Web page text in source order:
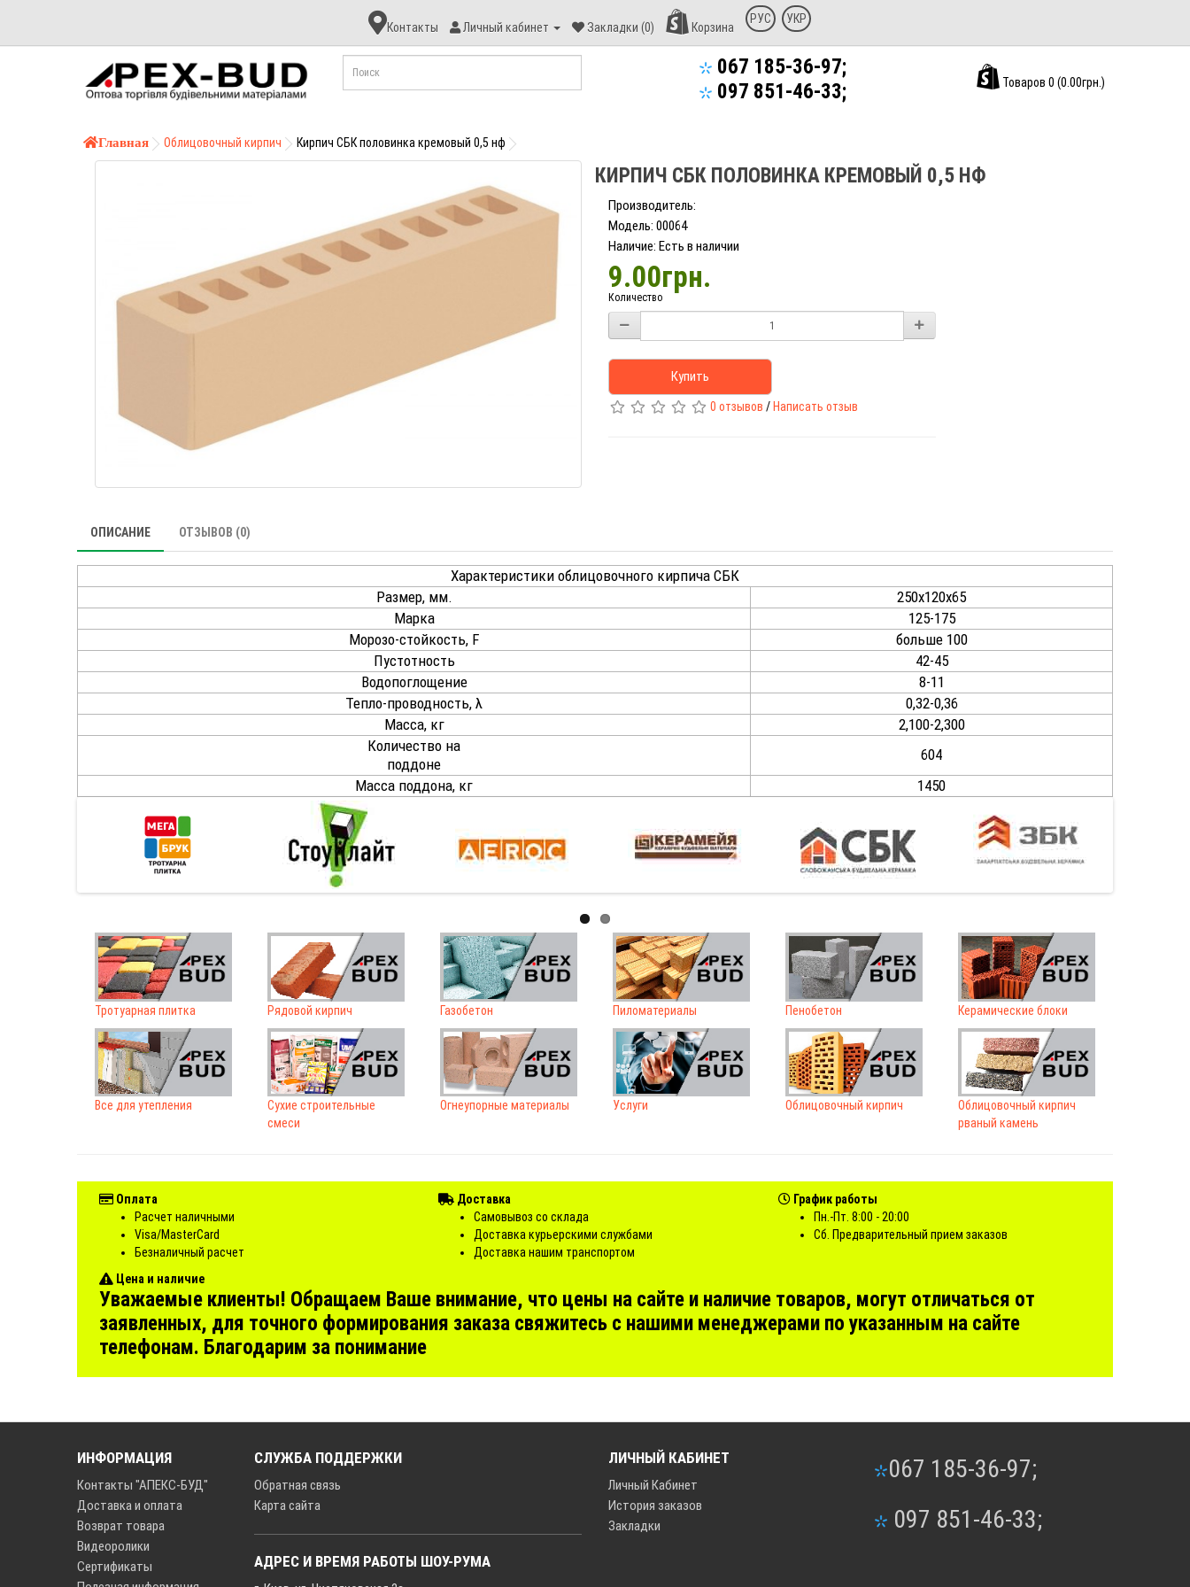
Контакт
Апекс-
Буд
Контакты Личный кабинет Закладки (0) Корзина
РУС УКР
067 185-36-97;
097 851-46-33;
Товаров 0 (0.00грн.)
Главная Облицовочный кирпич Кирпич СБК половинка кремовый 0,5 нф
КИРПИЧ СБК ПОЛОВИНКА КРЕМОВЫЙ 0,5 НФ
Производитель:
Модель: 00064
Наличие: Есть в наличии
9.00грн.
Количество
Купить
0 отзывов / Написать отзыв
ОПИСАНИЕ ОТЗЫВОВ (0)
Характеристики облицовочного кирпича СБК
Размер, мм.
250х120х65
Марка
125-175
Морозо-стойкость, F
больше 100
Пустотность
42-45
Водопоглощение
8-11
Тепло-проводность, λ
0,32-0,36
Масса, кг
2,100-2,300
Количество на
поддоне
604
Масса поддона, кг
1450
Тротуарная плитка Рядовой кирпич Газобетон Пиломатериалы Пенобетон Керамические блоки
Все для утепления
Сухие строительные
смеси
Огнеупорные материалы Услуги Облицовочный кирпич
Облицовочный кирпич
рваный камень
Оплата
Расчет наличными
Visa/MasterCard
Безналичный расчет
Доставка
Самовывоз со склада
Доставка курьерскими службами
Доставка нашим транспортом
График работы
Пн.-Пт. 8:00 - 20:00
Сб. Предварительный прием заказов
Цена и наличие
Уважаемые клиенты! Обращаем Ваше внимание, что цены на сайте и наличие товаров, могут отличаться от
заявленных, для точного формирования заказа свяжитесь с нашими менеджерами по указанным на сайте
телефонам. Благодарим за понимание
ИНФОРМАЦИЯ
Контакты "АПЕКС-БУД"
Доставка и оплата
Возврат товара
Видеоролики
Сертификаты
СЛУЖБА ПОДДЕРЖКИ
Обратная связь
Карта сайта
АДРЕС И ВРЕМЯ РАБОТЫ ШОУ-РУМА
ЛИЧНЫЙ КАБИНЕТ
Личный Кабинет
История заказов
Закладки
067 185-36-97;
097 851-46-33;